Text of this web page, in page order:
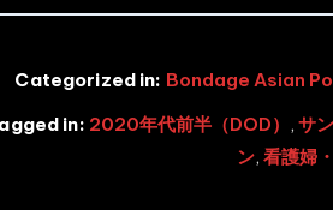
Categorized in: Bondage Asian
in: 2020年代前半（DOD） , サ
ン, 看護婦